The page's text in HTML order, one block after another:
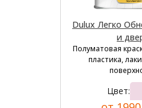
Dulux Легко
и
Полуматовая
пластика,
Цвет: